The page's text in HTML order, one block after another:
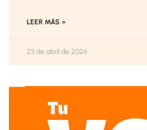
LEER MÁS »
23 de abril de 2026